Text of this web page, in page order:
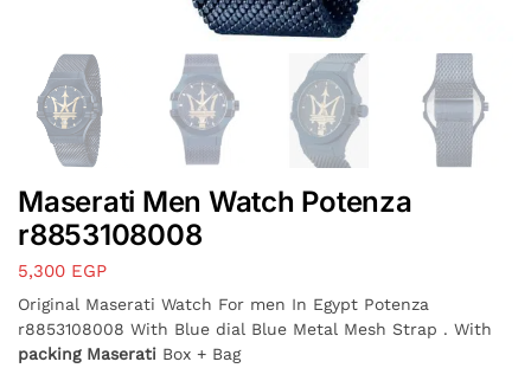
Maserati Men Watch Potenza
r8853108008
5,300 EGP
Original Maserati Watch For men In Egypt Potenza
r8853108008 With Blue dial Blue Metal Mesh Strap . With
packing Maserati Box + Bag